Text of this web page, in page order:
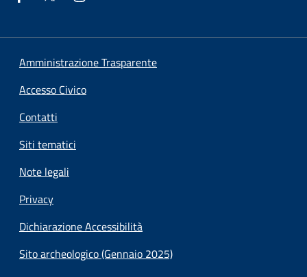
Amministrazione Trasparente
Accesso Civico
Contatti
Siti tematici
Note legali
Privacy
Dichiarazione Accessibilità
Sito archeologico (Gennaio 2025)